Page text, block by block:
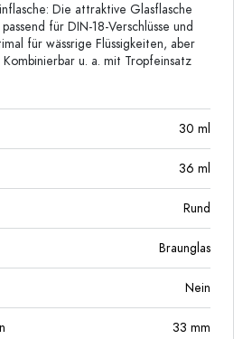
Die attraktive Glasflasche
für DIN-18-Verschlüsse und
für wässrige Flüssigkeiten, aber
u. a. mit Tropfeinsatz
30 ml
36 ml
Rund
Braunglas
Nein
33 mm